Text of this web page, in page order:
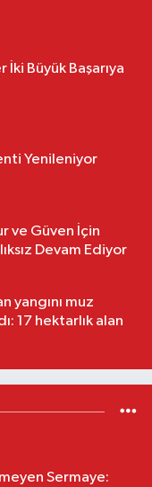
Büyük Başarıya
Yenileniyor
ve Güven İçin
Devam Ediyor
yangını muz
17 hektarlık alan
Sermaye: